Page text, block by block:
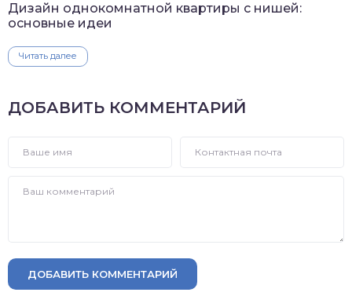
Дизайн однокомнатной квартиры с нишей:
основные идеи
Читать далее
ДОБАВИТЬ КОММЕНТАРИЙ
ДОБАВИТЬ КОММЕНТАРИЙ